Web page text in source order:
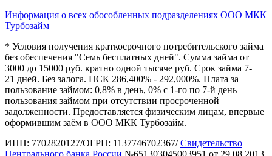
Информация о всех обособленных подразделениях ООО МКК
Турбозайм
* Условия получения краткосрочного потребительского займа
без обеспечения "Семь бесплатных дней". Сумма займа от
3000 до 15000 руб. кратно одной тысяче руб. Срок займа 7-
21 дней. Без залога. ПСК 286,400% - 292,000%. Плата за
пользование займом: 0,8% в день, 0% с 1-го по 7-й день
пользования займом при отсутствии просроченной
задолженности. Предоставляется физическим лицам, впервые
оформившим заём в ООО МКК Турбозайм.
ИНН: 7702820127/ОГРН: 1137746702367/Свидетельство
Центрального банка России №651303045003951 от 29.08.2013